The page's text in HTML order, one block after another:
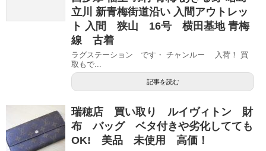
立川 新青梅街道沿い 入間アウトレッ
ト 入間 狭山 16号 横田基地 青梅
線 古着
ラグステーション です・ チャンルー 入荷！ 買
取もで...
記事を読む
瑞穂店 買い取り ルイヴィトン 財
布 バッグ ベタ付きや劣化してても
OK! 美品 未使用 高価！